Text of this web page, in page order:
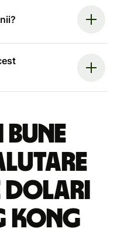
bune
dolari
Kong